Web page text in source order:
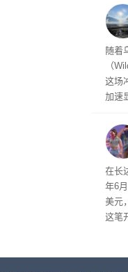
性。
经
随着
（
这场
加速
物
毁，
评
米，
上。
依
在长
年6
美元
这笔